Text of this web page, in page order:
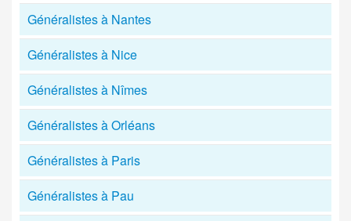
Généralistes à Nantes
Généralistes à Nice
Généralistes à Nîmes
Généralistes à Orléans
Généralistes à Paris
Généralistes à Pau